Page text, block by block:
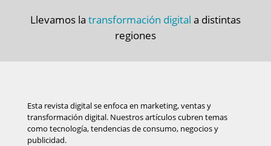
Llevamos la transformación digital a distintas
regiones
Esta revista digital se enfoca en marketing, ventas y
transformación digital. Nuestros artículos cubren temas
como tecnología, tendencias de consumo, negocios y
publicidad.